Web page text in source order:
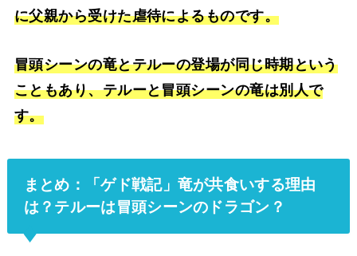
に父親から受けた虐待によるものです。
冒頭シーンの竜とテルーの登場が同じ時期という
こともあり、テルーと冒頭シーンの竜は別人で
す。
まとめ：「ゲド戦記」竜が共食いする理由
は？テルーは冒頭シーンのドラゴン？